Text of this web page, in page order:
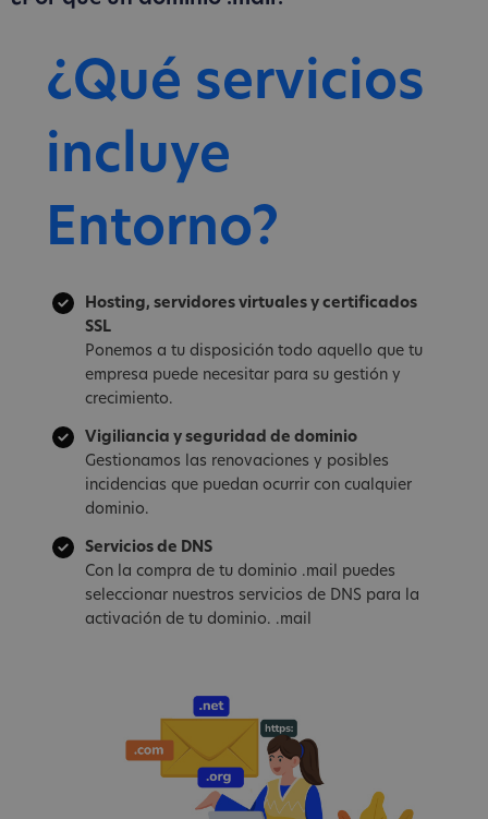
¿Qué servicios
incluye
Entorno?
Hosting, servidores virtuales y certificados
SSL
Ponemos a tu disposición todo aquello que tu
empresa puede necesitar para su gestión y
crecimiento.
Vigiliancia y seguridad de dominio
Gestionamos las renovaciones y posibles
incidencias que puedan ocurrir con cualquier
dominio.
Servicios de DNS
Con la compra de tu dominio .mail puedes
seleccionar nuestros servicios de DNS para la
activación de tu dominio. .mail